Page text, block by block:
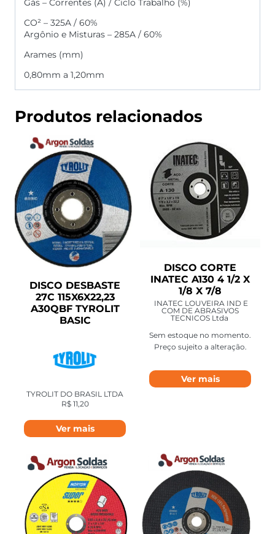
CO² – 325A / 60%
Argônio e Misturas – 285A / 60%
Arames (mm)
0,80mm a 1,20mm
Produtos relacionados
DISCO DESBASTE
27C 115X6X22,23
A30QBF TYROLIT
BASIC
TYROLIT DO BRASIL LTDA
R$11,20
Ver mais
DISCO CORTE
INATEC A130 4 1/2 X
1/8 X 7/8
INATEC LOUVEIRA IND E
COM DE ABRASIVOS
TECNICOS Ltda
Sem estoque no momento.
Preço sujeito a alteração.
Ver mais